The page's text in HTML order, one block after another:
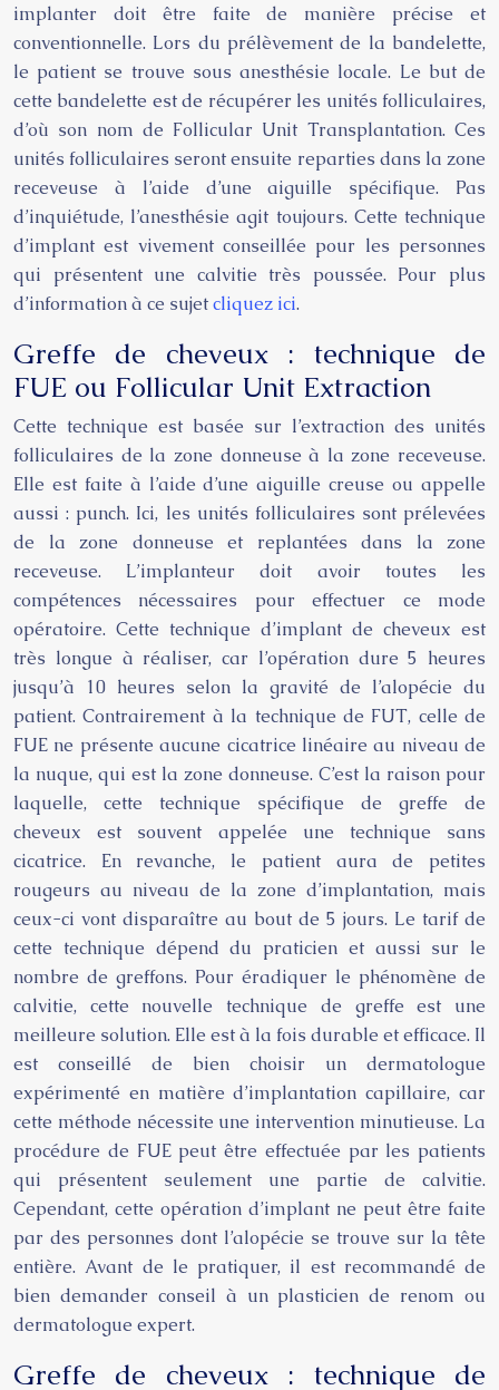
implanter doit être faite de manière précise et
conventionnelle. Lors du prélèvement de la bandelette,
le patient se trouve sous anesthésie locale. Le but de
cette bandelette est de récupérer les unités folliculaires,
d’où son nom de Follicular Unit Transplantation. Ces
unités folliculaires seront ensuite reparties dans la zone
receveuse à l’aide d’une aiguille spécifique. Pas
d’inquiétude, l’anesthésie agit toujours. Cette technique
d’implant est vivement conseillée pour les personnes
qui présentent une calvitie très poussée. Pour plus
d’information à ce sujetcliquez ici.
Greffe de cheveux : technique de
FUE ou Follicular Unit Extraction
Cette technique est basée sur l’extraction des unités
folliculaires de la zone donneuse à la zone receveuse.
Elle est faite à l’aide d’une aiguille creuse ou appelle
aussi : punch. Ici, les unités folliculaires sont prélevées
de la zone donneuse et replantées dans la zone
receveuse. L’implanteur doit avoir toutes les
compétences nécessaires pour effectuer ce mode
opératoire. Cette technique d’implant de cheveux est
très longue à réaliser, car l’opération dure 5 heures
jusqu’à 10 heures selon la gravité de l’alopécie du
patient. Contrairement à la technique de FUT, celle de
FUE ne présente aucune cicatrice linéaire au niveau de
la nuque, qui est la zone donneuse. C’est la raison pour
laquelle, cette technique spécifique de greffe de
cheveux est souvent appelée une technique sans
cicatrice. En revanche, le patient aura de petites
rougeurs au niveau de la zone d’implantation, mais
ceux-ci vont disparaître au bout de 5 jours. Le tarif de
cette technique dépend du praticien et aussi sur le
nombre de greffons. Pour éradiquer le phénomène de
calvitie, cette nouvelle technique de greffe est une
meilleure solution. Elle est à la fois durable et efficace. Il
est conseillé de bien choisir un dermatologue
expérimenté en matière d’implantation capillaire,car
cette méthode nécessite une intervention minutieuse. La
procédure de FUE peut être effectuée par les patients
qui présentent seulement une partie de calvitie.
Cependant, cette opération d’implant ne peut être faite
par des personnes dont l’alopécie se trouve sur la tête
entière. Avant de le pratiquer, il est recommandé de
bien demander conseil à un plasticien de renom ou
dermatologue expert.
Greffe de cheveux : technique de